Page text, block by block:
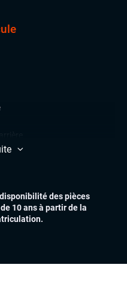
des pièces
10 ans à partir de la